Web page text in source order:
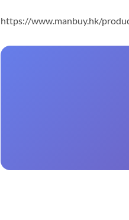
https://www.manbuy.hk/